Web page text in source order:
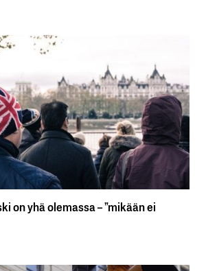
on yhä olemassa – ”mikään ei